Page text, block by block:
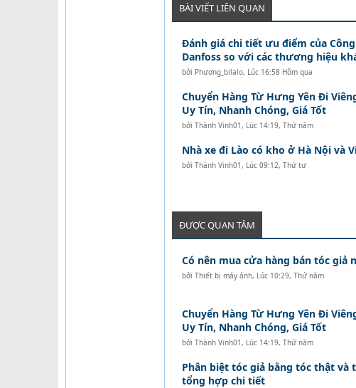
BÀI VIẾT LIÊN QUAN
Đánh giá chi tiết ưu điểm của
Danfoss so với các thương hiệu
bởi Phương_bilalo, Lúc 16:58 Hôm qua
Chuyển Hàng Từ Hưng Yên Đi
Uy Tín, Nhanh Chóng, Giá Tốt
bởi Thành Vinh01 , Lúc 14:19, Thứ năm
Nhà xe đi Lào có kho ở Hà Nội và
bởi Thành Vinh01 , Lúc 09:12, Thứ tư
ĐƯỢC QUAN TÂM
Có nên mua cửa hàng bán tóc giả
bởi Thiết bị máy ảnh, Lúc 10:29, Thứ năm
Chuyển Hàng Từ Hưng Yên Đi
Uy Tín, Nhanh Chóng, Giá Tốt
bởi Thành Vinh01 , Lúc 14:19, Thứ năm
Phân biệt tóc giả bằng tóc thật và
tổng hợp chi tiết